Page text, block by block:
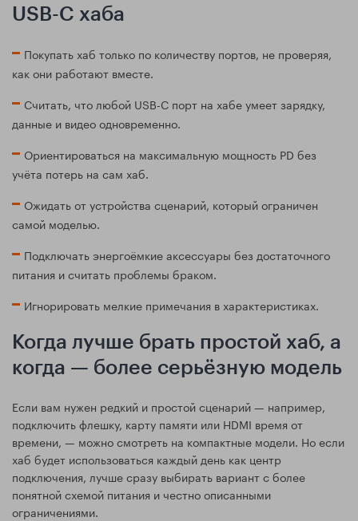
USB-C хаба
Покупать хаб только по количеству портов, не проверяя,
как они работают вместе.
Считать, что любой USB-C порт на хабе умеет зарядку,
данные и видео одновременно.
Ориентироваться на максимальную мощность PD без
учёта потерь на сам хаб.
Ожидать от устройства сценарий, который ограничен
самой моделью.
Подключать энергоёмкие аксессуары без достаточного
питания и считать проблемы браком.
Игнорировать мелкие примечания в характеристиках.
Когда лучше брать простой хаб, а
когда — более серьёзную модель
Если вам нужен редкий и простой сценарий — например,
подключить флешку, карту памяти или HDMI время от
времени, — можно смотреть на компактные модели. Но если
хаб будет использоваться каждый день как центр
подключения, лучше сразу выбирать вариант с более
понятной схемой питания и честно описанными
ограничениями.